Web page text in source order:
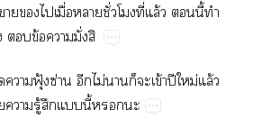
​​ั่​​ี่​ล้​​ี้​​
ข้​​ั่​
ฟุ้​ซ่​​ไม่​​​​ข้​ปี​ม่​ล้​
​​​ี้​​